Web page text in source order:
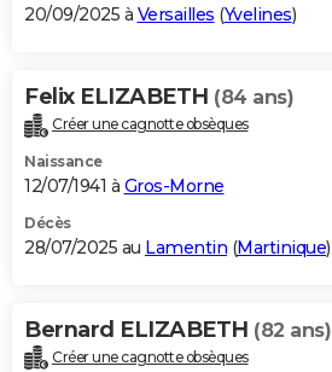
20/09/2025 à Versailles (Yvelines)
Felix ELIZABETH (84 ans)
Créer une cagnotte obsèques
Naissance
12/07/1941 à Gros-Morne
Décès
28/07/2025 au Lamentin (Martinique)
Bernard ELIZABETH (82 ans)
Créer une cagnotte obsèques